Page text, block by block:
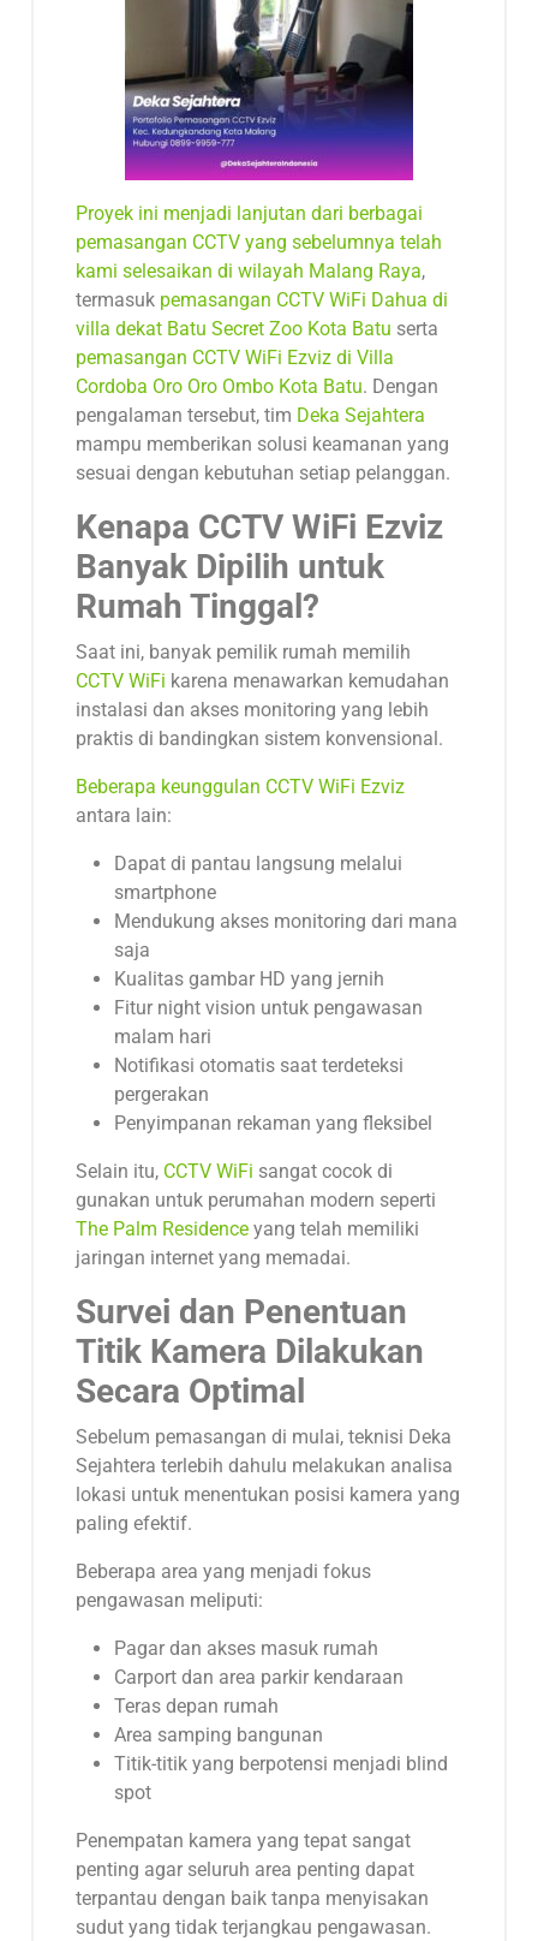
Proyek ini menjadi lanjutan dari berbagai
pemasangan CCTV yang sebelumnya telah
kami selesaikan di wilayah Malang Raya,
termasuk pemasangan CCTV WiFi Dahua di
villa dekat Batu Secret Zoo Kota Batu serta
pemasangan CCTV WiFi Ezviz di Villa
Cordoba Oro Oro Ombo Kota Batu. Dengan
pengalaman tersebut, tim Deka Sejahtera
mampu memberikan solusi keamanan yang
sesuai dengan kebutuhan setiap pelanggan.
Kenapa CCTV WiFi Ezviz
Banyak Dipilih untuk
Rumah Tinggal?
Saat ini, banyak pemilik rumah memilih
CCTV WiFi karena menawarkan kemudahan
instalasi dan akses monitoring yang lebih
praktis di bandingkan sistem konvensional.
Beberapa keunggulan CCTV WiFi Ezviz
antara lain:
Dapat di pantau langsung melalui
smartphone
Mendukung akses monitoring dari mana
saja
Kualitas gambar HD yang jernih
Fitur night vision untuk pengawasan
malam hari
Notifikasi otomatis saat terdeteksi
pergerakan
Penyimpanan rekaman yang fleksibel
Selain itu, CCTV WiFi sangat cocok di
gunakan untuk perumahan modern seperti
The Palm Residence yang telah memiliki
jaringan internet yang memadai.
Survei dan Penentuan
Titik Kamera Dilakukan
Secara Optimal
Sebelum pemasangan di mulai, teknisi Deka
Sejahtera terlebih dahulu melakukan analisa
lokasi untuk menentukan posisi kamera yang
paling efektif.
Beberapa area yang menjadi fokus
pengawasan meliputi:
Pagar dan akses masuk rumah
Carport dan area parkir kendaraan
Teras depan rumah
Area samping bangunan
Titik-titik yang berpotensi menjadi blind
spot
Penempatan kamera yang tepat sangat
penting agar seluruh area penting dapat
terpantau dengan baik tanpa menyisakan
sudut yang tidak terjangkau pengawasan.